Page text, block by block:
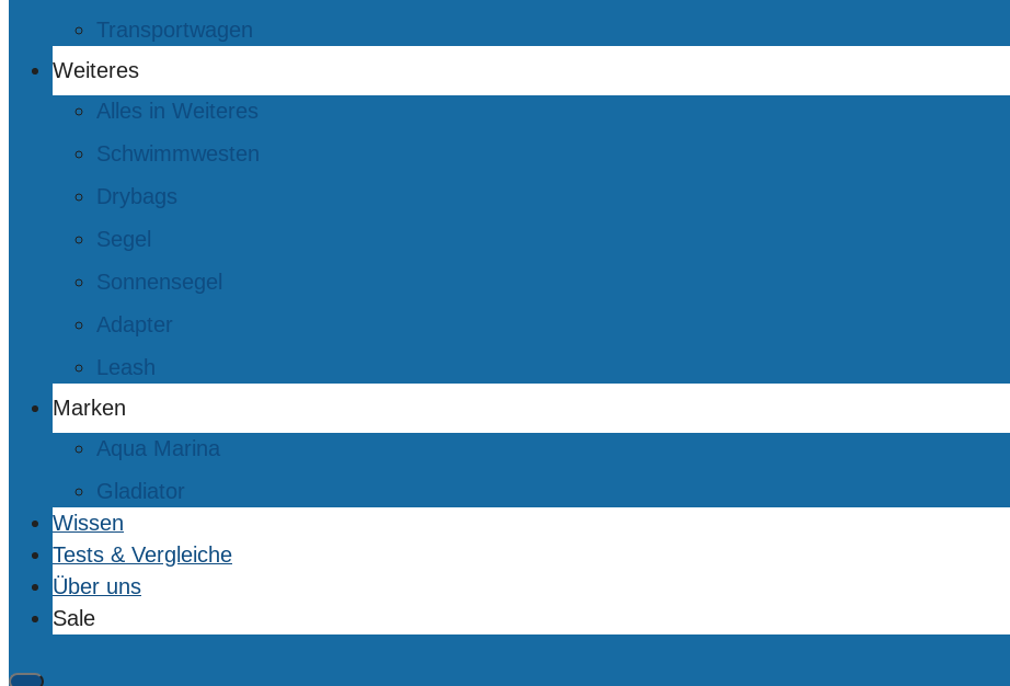
Transportwagen
Weiteres
Alles in Weiteres
Schwimmwesten
Drybags
Segel
Sonnensegel
Adapter
Leash
Marken
Aqua Marina
Gladiator
Wissen
Tests & Vergleiche
Über uns
Sale